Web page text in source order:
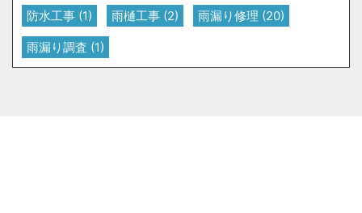
防水工事 (1) 雨樋工事 (2) 雨漏り修理 (20)
雨漏り調査 (1)